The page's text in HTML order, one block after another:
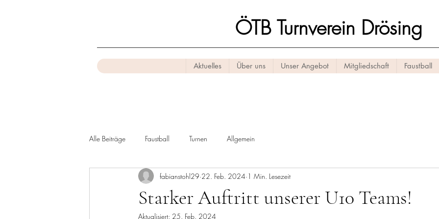
ÖTB Turnverein Drösing
Aktuelles Über uns Unser Angebot Mitgliedschaft Faustball
Alle Beiträge Faustball Turnen Allgemein
Starker Auftritt unserer U10 Teams!
fabianstohl29 22. Feb. 2024 1 Min. Lesezeit
Aktualisiert: 25. Feb. 2024